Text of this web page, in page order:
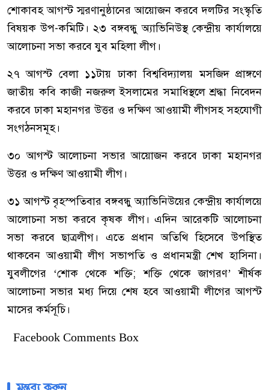
শোকাবহ আগস্ট স্মরণানুষ্ঠানের আয়োজন করবে দলটির সংস্কৃতি
বিষয়ক উপ-কমিটি। ২৩ বঙ্গবন্ধু অ্যাভিনিউস্থ কেন্দ্রীয় কার্যালয়ে
আলোচনা সভা করবে যুব মহিলা লীগ।
২৭ আগস্ট বেলা ১১টায় ঢাকা বিশ্ববিদ্যালয় মসজিদ প্রাঙ্গণে
জাতীয় কবি কাজী নজরুল ইসলামের সমাধিস্থলে শ্রদ্ধা নিবেদন
করবে ঢাকা মহানগর উত্তর ও দক্ষিণ আওয়ামী লীগসহ সহযোগী
সংগঠনসমূহ।
৩০ আগস্ট আলোচনা সভার আয়োজন করবে ঢাকা মহানগর
উত্তর ও দক্ষিণ আওয়ামী লীগ।
৩১ আগস্ট বৃহস্পতিবার বঙ্গবন্ধু অ্যাভিনিউয়ের কেন্দ্রীয় কার্যালয়ে
আলোচনা সভা করবে কৃষক লীগ। এদিন আরেকটি আলোচনা
সভা করবে ছাত্রলীগ। এতে প্রধান অতিথি হিসেবে উপস্থিত
থাকবেন আওয়ামী লীগ সভাপতি ও প্রধানমন্ত্রী শেখ হাসিনা।
যুবলীগের ‘শোক থেকে শক্তি; শক্তি থেকে জাগরণ’ শীর্ষক
আলোচনা সভার মধ্য দিয়ে শেষ হবে আওয়ামী লীগের আগস্ট
মাসের কর্মসূচি।
Facebook Comments Box